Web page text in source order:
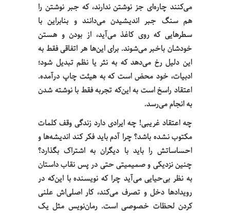
می‌کنند چاره‌ای جز نوشتن ندارند، که جبر نوشتن را
هم سنگ جبر اندیشیدن می‌دانند و بنابراین با
سطرهایی که روی کاغذ می‌آید، از بودن و هستن
خودشان باخبر می‌شوند. برای این‌ها هر اتفاقی فقط به
این دلیل رخ می‌دهد که به نثر یا نظم تبدیل شود؛
ادبیات، خود محض است که به هیئت چاپ درآمده.
اعتقاد راسخ است به این‌که تجربه فقط با نوشته شدن
به انجام می‌رسد.
چه اعتقاد غریبی! چه ایرادی دارد زندگی وقف کلمات
مکتوب نشده باشد؟ چرا آدم باید فکر کند اندیشه‌ها و
احساساتش را باید با دیگران به اشتراک بگذارد؟
چنین نزدیکی و صمیمیتی حتی در پس نقاب داستان
به نظر بی‌حیایی می‌آید چرا که نویسنده با این‌که در
رویدادها دخل و تصرف می‌کند، کار اصلی‌اش علنی
کردن لحظات خصوصی است. رمان‌نویس مثل یک